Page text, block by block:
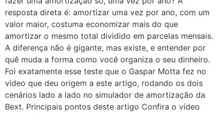
resposta direta é: amortizar uma vez por ano, com um
valor maior, costuma economizar mais do que
amortizar o mesmo total dividido em parcelas mensais.
A diferença não é gigante, mas existe, e entender por
quê muda a forma como você organiza o seu dinheiro.
Foi exatamente esse teste que o Gaspar Motta fez no
vídeo que deu origem a este artigo, rodando os dois
cenários lado a lado no simulador de amortização da
Bext. Principais pontos deste artigo Confira o vídeo